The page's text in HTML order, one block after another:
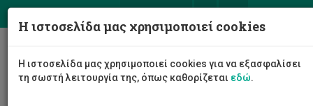
Η ιστοσελίδα μας χρησιμοποιεί cookies
Η ιστοσελίδα μας χρησιμοποιεί cookies για να εξασφαλίσει
τη σωστή λειτουργία της, όπως καθορίζεται εδώ.